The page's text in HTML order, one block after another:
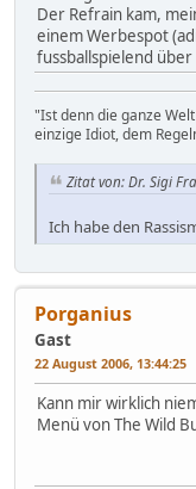
Der Refrain kam,
einem Werbespot
fussballspielend
"Ist denn die ganze
einzige Idiot, dem
Zitat von: Dr. Sigi
Ich habe den
Porganius
Gast
22 August 2006, 13:44:25
Kann mir wirklich
Menü von The Wild